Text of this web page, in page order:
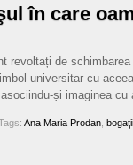
în care
revoltați de
universitar cu
și imaginea
Ana Maria Prodan